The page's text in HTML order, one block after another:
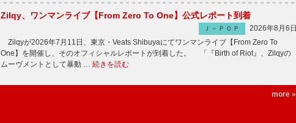
Zilqy、ワンマンライブ【From Zero To One】公式レポート到着
Ｊ－ＰＯＰ
2026年8月6日
Zilqyが2026年7月11日、東京・Veats Shibuyaにてワンマンライブ【From Zero To
One】を開催し、そのオフィシャルレポートが到着した。 「『Birth of Riot』、Zilqyの
ムーヴメントとして暴動 … 続きを読む
more »